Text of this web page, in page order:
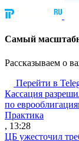
Cамый
Рассказываем о
Перейти в
Кассация
по
Практика
, 13:28
ЦБ ужесточил